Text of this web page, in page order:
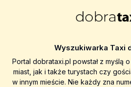
Wyszukiwarka Taxi
Portal dobrataxi.pl powstał z myślą
miast, jak i także turystach czy
w innym mieście. Nie każdy zna